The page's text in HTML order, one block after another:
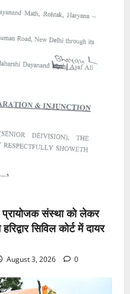
प्रायोजक संस्था को लेकर
सिविल कोर्ट में दायर
August 3, 2026 0